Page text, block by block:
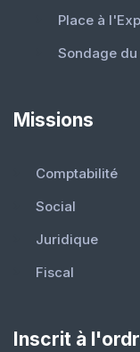
Place à
Sondage
Missions
Comptabilité
Social
Juridique
Fiscal
Inscrit à